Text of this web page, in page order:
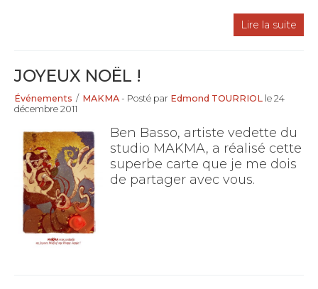
Lire la suite
JOYEUX NOËL !
Événements / MAKMA - Posté par Edmond TOURRIOL le 24
décembre 2011
Ben Basso, artiste vedette du
studio MAKMA, a réalisé cette
superbe carte que je me dois
de partager avec vous.